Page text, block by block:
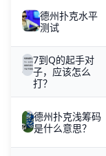
德州扑克水平
测试
7到Q的起手对
子，应该怎么
打？
德州扑克浅筹码
是什么意思？